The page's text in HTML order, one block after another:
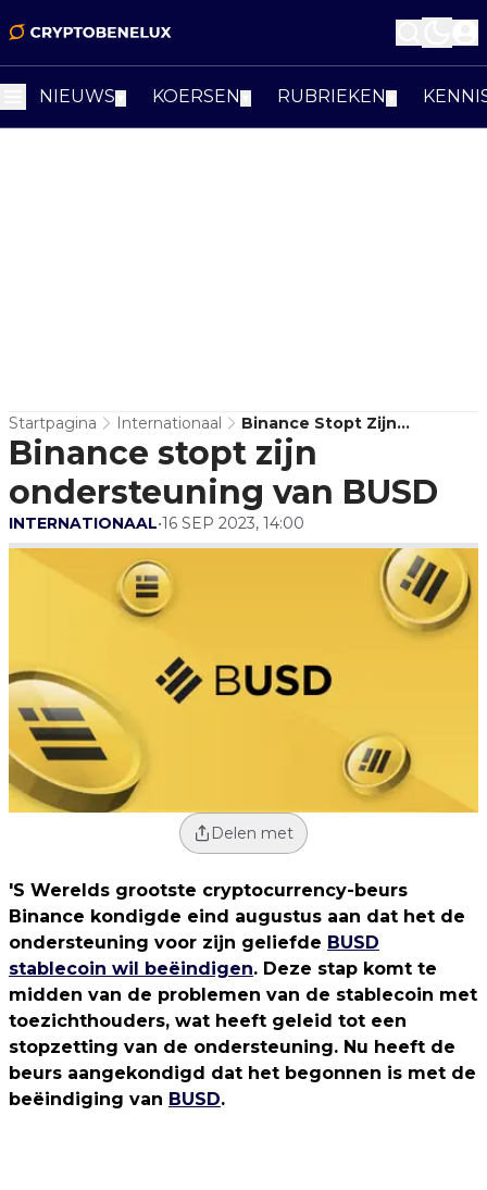
NIEUWS KOERSEN RUBRIEKEN
Startpagina Internationaal
Binance Stopt Zijn
Ondersteuning Van BUSD
Binance stopt zijn
ondersteuning van BUSD
INTERNATIONAAL•16 SEP 2023, 14:00
Delen met
'S Werelds grootste cryptocurrency-beurs
Binance kondigde eind augustus aan dat het de
ondersteuning voor zijn geliefde BUSD
stablecoin wil beëindigen. Deze stap komt te
midden van de problemen van de stablecoin met
toezichthouders, wat heeft geleid tot een
stopzetting van de ondersteuning. Nu heeft de
beurs aangekondigd dat het begonnen is met de
beëindiging van BUSD.